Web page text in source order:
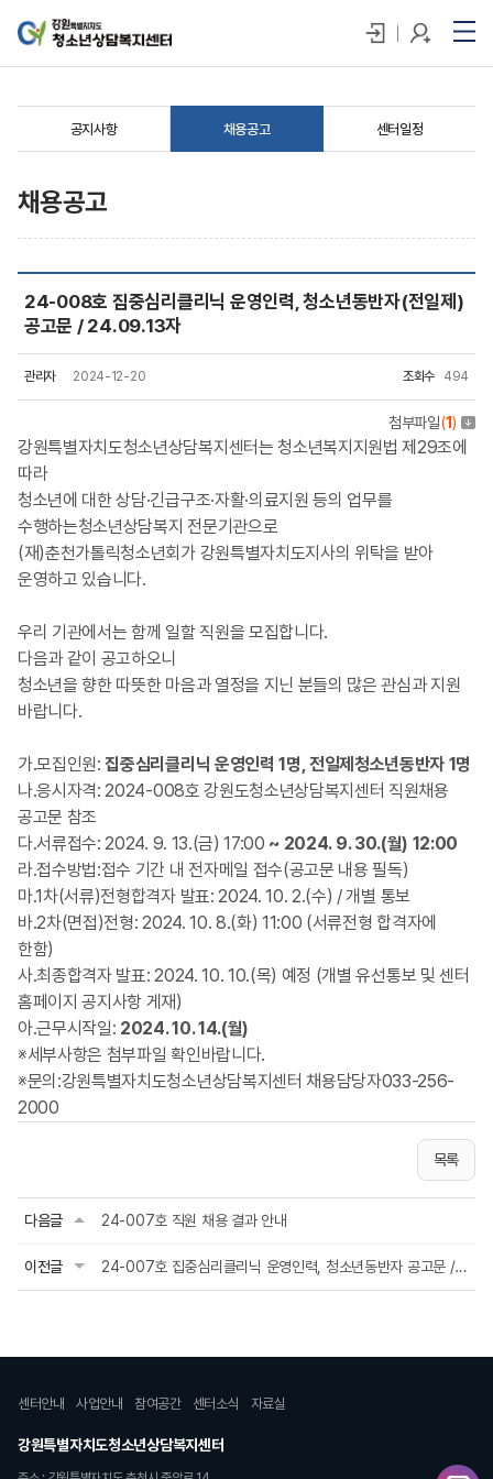
공지사항 채용공고 센터일정
채용공고
24-008호 집중심리클리닉 운영인력, 청소년동반자(전일제)
공고문 / 24.09.13자
관리자 2024-12-20 조회수 494
첨부파일(1)
강원특별자치도청소년상담복지센터는 청소년복지지원법 제29조에
따라
청소년에 대한 상담·긴급구조·자활·의료지원 등의 업무를
수행하는청소년상담복지 전문기관으로
(재)춘천가톨릭청소년회가 강원특별자치도지사의 위탁을 받아
운영하고 있습니다.
우리 기관에서는 함께 일할 직원을 모집합니다.
다음과 같이 공고하오니
청소년을 향한 따뜻한 마음과 열정을 지닌 분들의 많은 관심과 지원
바랍니다.
가.모집인원: 집중심리클리닉 운영인력 1명, 전일제청소년동반자 1명
나.응시자격: 2024-008호 강원도청소년상담복지센터 직원채용
공고문 참조
다.서류접수: 2024. 9. 13.(금) 17:00 ~ 2024. 9. 30.(월) 12:00
라.접수방법:접수 기간 내 전자메일 접수(공고문 내용 필독)
마.1차(서류)전형합격자 발표: 2024. 10. 2.(수) / 개별 통보
바.2차(면접)전형: 2024. 10. 8.(화) 11:00 (서류전형 합격자에
한함)
사.최종합격자 발표: 2024. 10. 10.(목) 예정 (개별 유선통보 및 센터
홈페이지 공지사항 게재)
아.근무시작일: 2024. 10. 14.(월)
※세부사항은 첨부파일 확인바랍니다.
※문의:강원특별자치도청소년상담복지센터 채용담당자033-256-
2000
목록
다음글 24-007호 직원 채용 결과 안내
이전글 24-007호 집중심리클리닉 운영인력, 청소년동반자 공고문 / 24.08.30자
강원특별자치도청소년상담복지센터
센터안내 사업안내 참여공간 센터소식 자료실